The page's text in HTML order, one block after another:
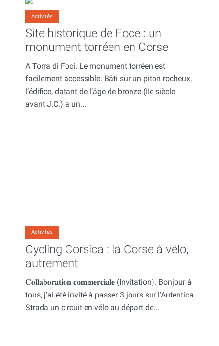
Activités
Site historique de Foce : un
monument torréen en Corse
A Torra di Foci. Le monument torréen est
facilement accessible. Bâti sur un piton rocheux,
l’édifice, datant de l’âge de bronze (IIe siècle
avant J.C.) a un...
Activités
Cycling Corsica : la Corse à vélo,
autrement
𝐂𝐨𝐥𝐥𝐚𝐛𝐨𝐫𝐚𝐭𝐢𝐨𝐧 𝐜𝐨𝐦𝐦𝐞𝐫𝐜𝐢𝐚𝐥𝐞 (Invitation). Bonjour à
tous, j’ai été invité à passer 3 jours sur l’Autentica
Strada un circuit en vélo au départ de...